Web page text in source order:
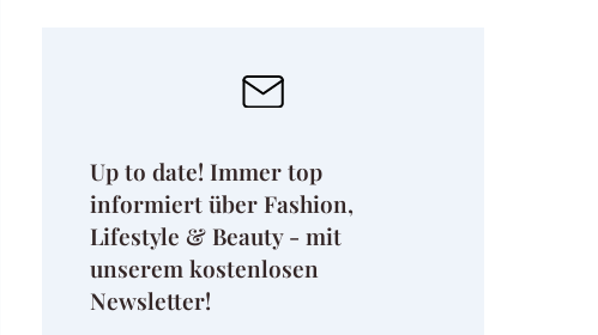
Up to date! Immer top
informiert über Fashion,
Lifestyle & Beauty - mit
unserem kostenlosen
Newsletter!